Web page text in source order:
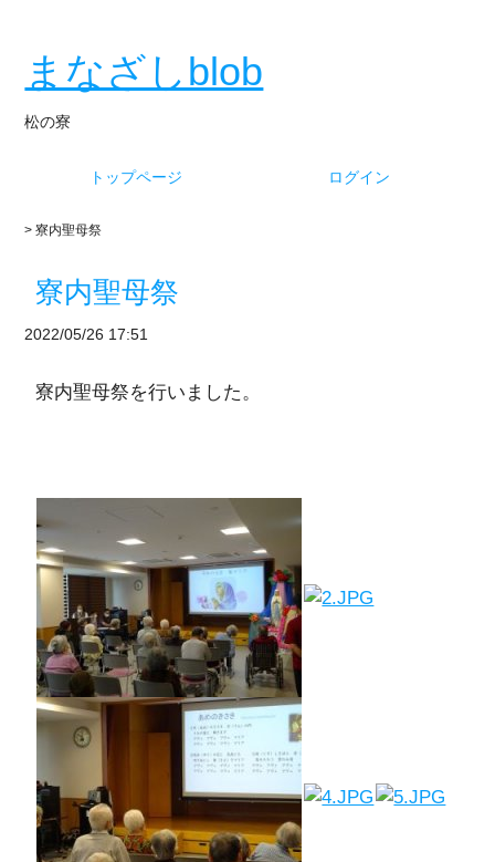
まなざしblob
松の寮
トップページ ログイン
> 寮内聖母祭
寮内聖母祭
2022/05/26 17:51
寮内聖母祭を行いました。